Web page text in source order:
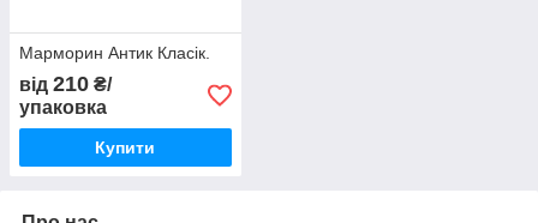
Марморин Антик Класік.
від 210 ₴/
упаковка
Купити